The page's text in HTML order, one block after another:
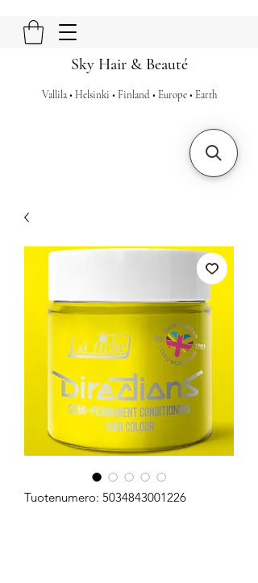
Sky Hair & Beauté
Vallila • Helsinki • Finland • Europe • Earth
Tuotenumero: 5034843001226